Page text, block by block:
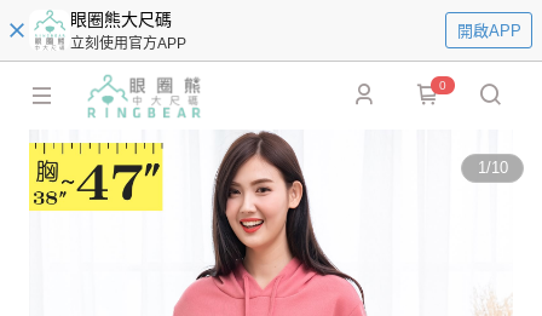
眼圈熊大尺碼
立刻使用官方APP
開啟APP
0
1/10